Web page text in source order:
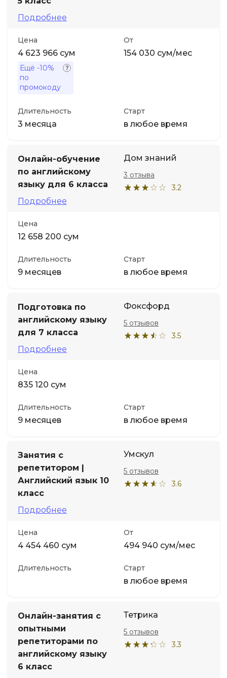
Подробнее
Цена
4 623 966 сум
Ещё -10%
по
промокоду
От
154 030 сум/мес
Длительность
3 месяца
Старт
в любое время
Онлайн-обучение
по английскому
языку для 6 класса
Подробнее
Дом знаний
3.2
3 отзыва
Цена
12 658 200 сум
Длительность
9 месяцев
Старт
в любое время
Подготовка по
английскому языку
для 7 класса
Подробнее
Фоксфорд
3.5
5 отзывов
Цена
835 120 сум
Длительность
9 месяцев
Старт
в любое время
Занятия с
репетитором |
Английский язык 10
класс
Подробнее
Умскул
3.6
5 отзывов
Цена
4 454 460 сум
От
494 940 сум/мес
Длительность Старт
в любое время
Онлайн-занятия с
опытными
репетиторами по
английскому языку
6 класс
Тетрика
3.3
5 отзывов